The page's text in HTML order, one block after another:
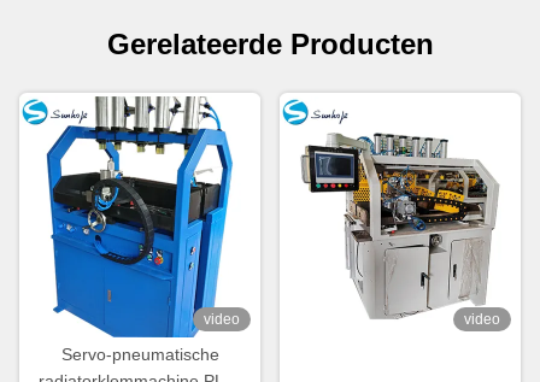
Gerelateerde Producten
video
Servo-pneumatische
video